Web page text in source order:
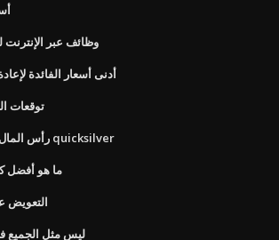
وظائف عبر الإنترنت
أدنى أسعار الفائدة
توقعات
رأس المال واحد الرسوم السنوية quicksilver
ما هو أفضل
التعويض
ليس مثل الجميع